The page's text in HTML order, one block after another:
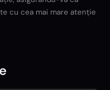
cu cea mai mare atenție